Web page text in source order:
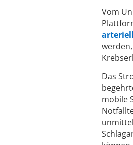
Vom
Das
mobile